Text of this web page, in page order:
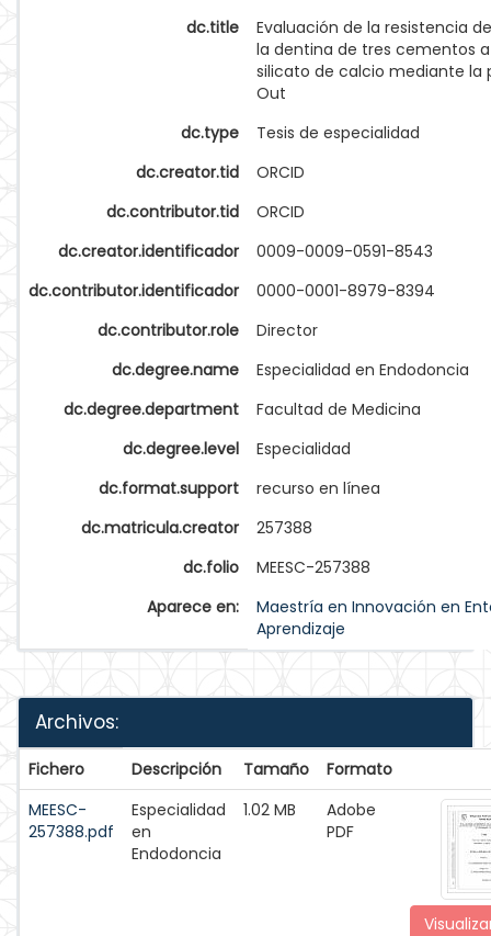
dc.title
Evaluación de la resistencia
la dentina de tres cementos
silicato de calcio mediante la
Out
dc.type
Tesis de especialidad
dc.creator.tid
ORCID
dc.contributor.tid
ORCID
dc.creator.identificador
0009-0009-0591-8543
dc.contributor.identificador
0000-0001-8979-8394
dc.contributor.role
Director
dc.degree.name
Especialidad en Endodoncia
dc.degree.department
Facultad de Medicina
dc.degree.level
Especialidad
dc.format.support
recurso en línea
dc.matricula.creator
257388
dc.folio
MEESC-257388
Aparece en:
Maestría en Innovación en
Aprendizaje
Archivos:
Fichero Descripción Tamaño
Formato
MEESC-
257388.pdf
Especialidad
en
Endodoncia
1.02 MB
Adobe
PDF